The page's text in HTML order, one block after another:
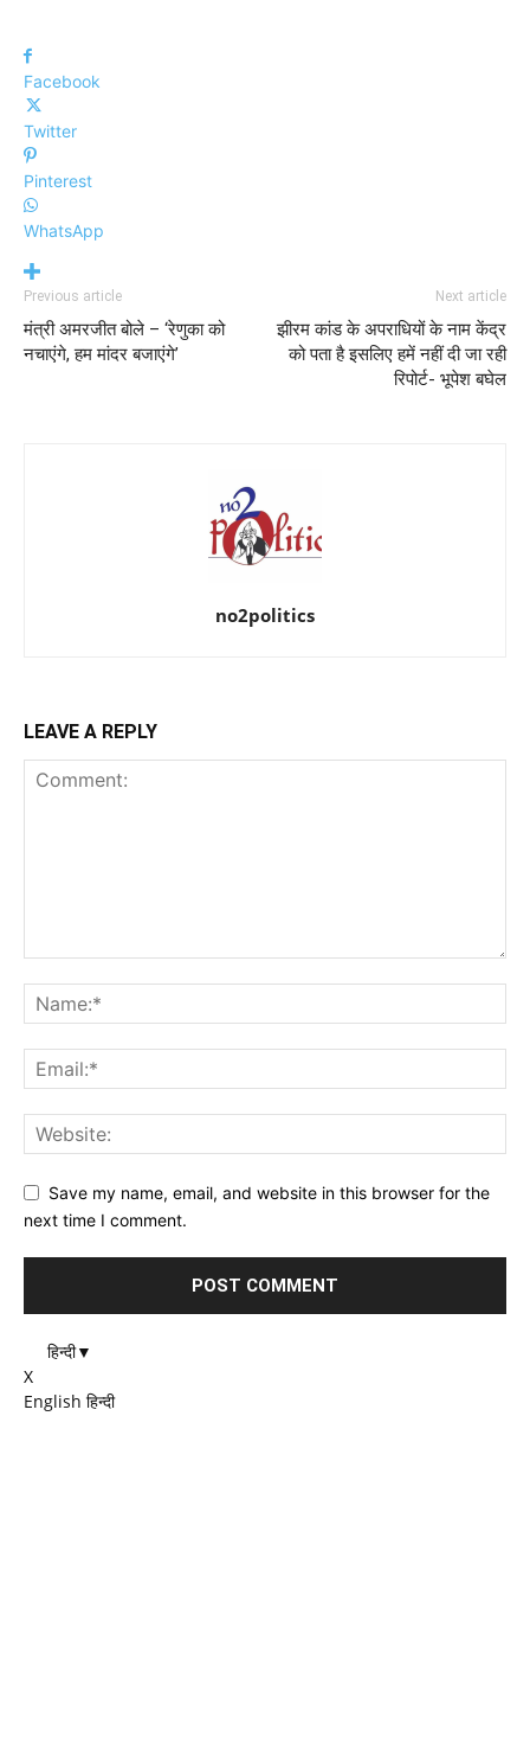
Facebook
Twitter
Pinterest
WhatsApp
Previous article
मंत्री अमरजीत बोले – ‘रेणुका को
नचाएंगे, हम मांदर बजाएंगे’
Next article
झीरम कांड के अपराधियों के नाम केंद्र
को पता है इसलिए हमें नहीं दी जा रही
रिपोर्ट- भूपेश बघेल
no2politics
LEAVE A REPLY
Save my name, email, and website in this browser for the
next time I comment.
हिन्दी▼
X
English हिन्दी